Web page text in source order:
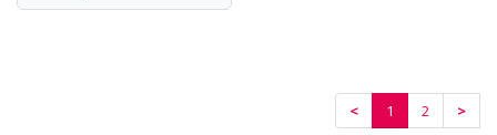
< 1 2 >